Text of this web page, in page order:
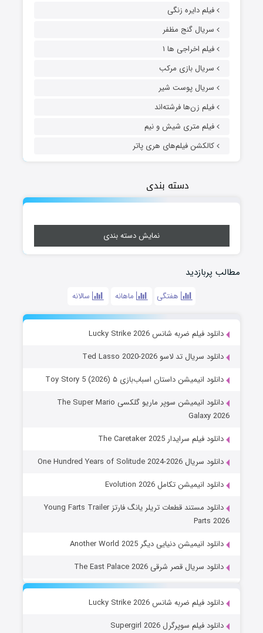
فیلم دایره زنگی
سریال گنج مظفر
فیلم اخراجی ها ۱
سریال بازی مرکب
سریال پوست شیر
فیلم زن‌ها فرشته‌اند
فیلم متری شیش و نیم
کالکشن فیلم‌های هری پاتر
دسته بندی
نمایش دسته بندی
مطالب پربازدید
هفتگی ماهانه سالانه
دانلود فیلم ضربه شانس Lucky Strike 2026
دانلود سریال تد لاسو Ted Lasso 2020-2026
دانلود انیمیشن داستان اسباب‌بازی ۵ Toy Story 5 (2026)
دانلود انیمیشن سوپر ماریو گلکسی The Super Mario
Galaxy 2026
دانلود فیلم سرایدار The Caretaker 2025
دانلود سریال One Hundred Years of Solitude 2024-2026
دانلود انیمیشن تکامل Evolution 2026
دانلود مستند قطعات تریلر یانگ فارتز Young Farts Trailer
Parts 2026
دانلود انیمیشن دنیایی دیگر Another World 2025
دانلود سریال قصر شرقی The East Palace 2026
دانلود فیلم ضربه شانس Lucky Strike 2026
دانلود فیلم سوپرگرل Supergirl 2026